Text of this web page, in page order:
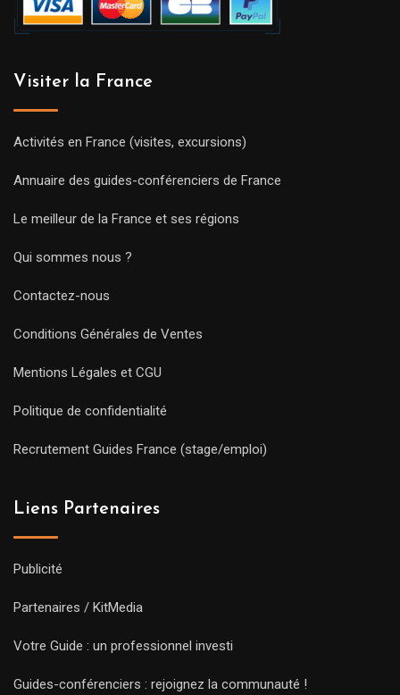
Visiter la France
Activités en France (visites, excursions)
Annuaire des guides-conférenciers de France
Le meilleur de la France et ses régions
Qui sommes nous ?
Contactez-nous
Conditions Générales de Ventes
Mentions Légales et CGU
Politique de confidentialité
Recrutement Guides France (stage/emploi)
Liens Partenaires
Publicité
Partenaires / KitMedia
Votre Guide : un professionnel investi
Guides-conférenciers : rejoignez la communauté !